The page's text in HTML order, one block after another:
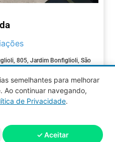
805, Jardim Bonfiglioli, São
Aberto agora:
semelhantes para melhorar
Ao continuar navegando,
de Privacidade.
✓ Aceitar